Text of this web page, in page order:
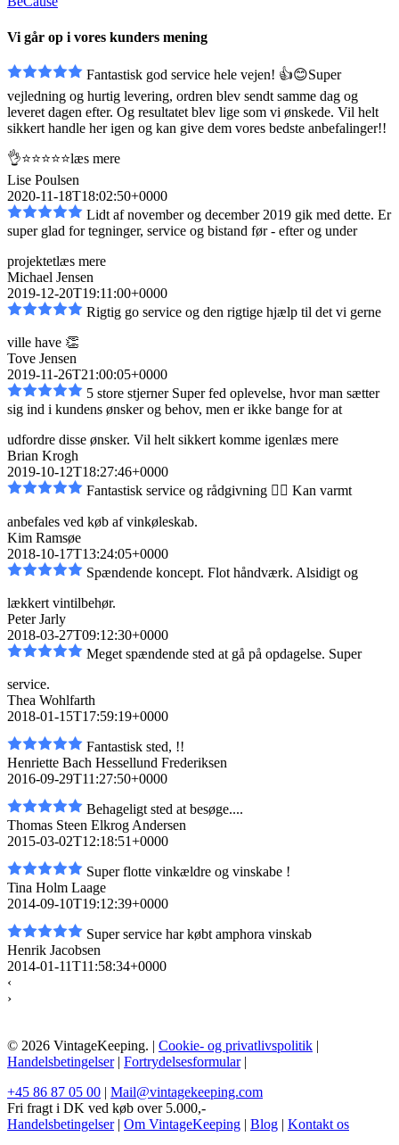
Vi går op i vores kunders mening
Fantastisk god service hele vejen! 👍😊Super
vejledning og hurtig levering, ordren blev sendt samme dag og
leveret dagen efter. Og resultatet blev lige som vi ønskede. Vil helt
sikkert handle her igen og kan give dem vores bedste anbefalinger!!
👌⭐️⭐️⭐️⭐️⭐️læs mere
Lise Poulsen
2020-11-18T18:02:50+0000
Lidt af november og december 2019 gik med dette. Er
super glad for tegninger, service og bistand før - efter og under
projektetlæs mere
Michael Jensen
2019-12-20T19:11:00+0000
Rigtig go service og den rigtige hjælp til det vi gerne
ville have 👏
Tove Jensen
2019-11-26T21:00:05+0000
5 store stjerner Super fed oplevelse, hvor man sætter
sig ind i kundens ønsker og behov, men erikke bange for at
udfordre disse ønsker. Vil helt sikkert komme igenlæs mere
Brian Krogh
2019-10-12T18:27:46+0000
Fantastisk service og rådgivning 👌🏼 Kan varmt
anbefales ved køb af vinkøleskab.
Kim Ramsøe
2018-10-17T13:24:05+0000
Spændende koncept. Flot håndværk. Alsidigt og
lækkert vintilbehør.
Peter Jarly
2018-03-27T09:12:30+0000
Meget spændende sted at gå på opdagelse. Super
service.
Thea Wohlfarth
2018-01-15T17:59:19+0000
Fantastisk sted, !!
Henriette Bach Hessellund Frederiksen
2016-09-29T11:27:50+0000
Behageligt sted at besøge....
Thomas Steen Elkrog Andersen
2015-03-02T12:18:51+0000
Super flotte vinkældre og vinskabe !
Tina Holm Laage
2014-09-10T19:12:39+0000
Super service har købt amphora vinskab
Henrik Jacobsen
2014-01-11T11:58:34+0000
‹
›
© 2026 VintageKeeping. | Cookie- og privatlivspolitik |
Handelsbetingelser| Fortrydelsesformular|
+45 86 87 05 00 | Mail@vintagekeeping.com
Fri fragt i DK ved køb over 5.000,-
Handelsbetingelser| Om VintageKeeping | Blog | Kontakt os